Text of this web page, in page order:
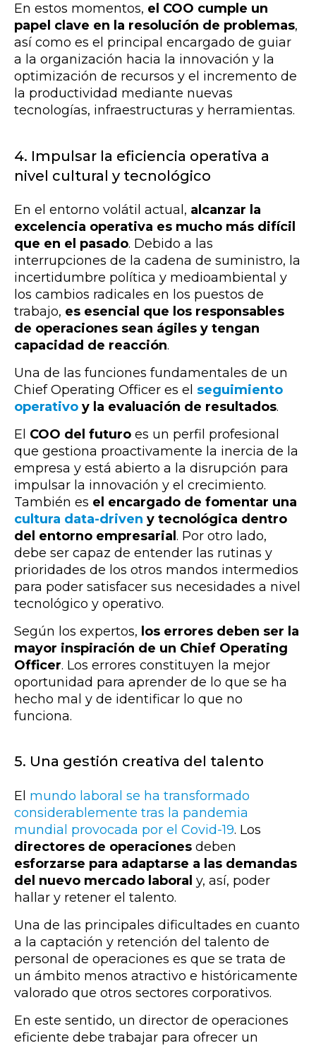
En estos momentos, el COO cumple un
papel clave en la resolución de problemas,
así como es el principal encargado de guiar
a la organización hacia la innovación y la
optimización de recursos y el incremento de
la productividad mediante nuevas
tecnologías, infraestructuras y herramientas.
4. Impulsar la eficiencia operativa a
nivel cultural y tecnológico
En el entorno vol átil actual , al canzar la
excelencia operativa es mucho más difícil
que en el pasado. Debido a las
interrupciones de la cadena de suministro, la
incertidumbre pol ítica y medioambiental y
los cambios radical es en los puestos de
trabajo, es esencial que los responsables
de operaciones sean ágiles y tengan
capacidad de reacción.
Una de las funciones fundamentales de un
Chief Operating Officer es el seguimiento
operativo y la evaluación de resultados.
El COO del futuro es un perfil profesional
que gestiona proactivamente la inercia de la
empresa y está abierto a la disrupción para
impulsar la innovación y el crecimiento.
También es el encargado de fomentar una
cultura data-driven y tecnológica dentro
del entorno empresarial . Por otro lado,
debe ser capaz de entender las rutinas y
prioridades de los otros mandos intermedios
para poder satisfacer sus necesidades a nivel
tecnológico y operativo.
Según los expertos, los errores deben ser la
mayor inspiración de un Chief Operating
Officer. Los errores constituyen la mejor
oportunidad para aprender de lo que se ha
hecho mal y de identificar lo que no
funciona.
5. Una gestión creativa del talento
El mundo laboral se ha transformado
considerablemente tras la pandemia
mundial provocada por el Covid-19. Los
directores de operaciones deben
esforzarse para adaptarse a las demandas
del nuevo mercado laboral y, así, poder
hallar y retener el talento.
Una de las principales dificultades en cuanto
a la captación y retención del talento de
personal de operaciones es que se trata de
un ámbito menos atractivo e históricamente
valorado que otros sectores corporativos.
En este sentido, un director de operaciones
eficiente debe trabajar para ofrecer un